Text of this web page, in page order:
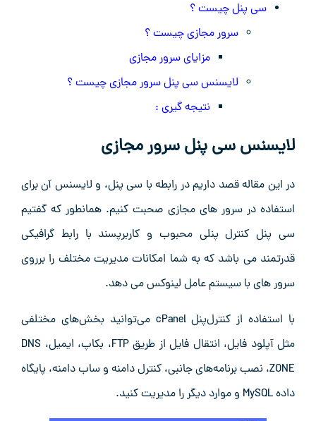
سی پنل چیست ؟
سرور مجازی چیست ؟
مزایای سرور مجازی
لایسنس سی پنل سرور مجازی چیست ؟
نتیجه گیری :
لایسنس سی پنل سرور مجازی
در این مقاله قصد داریم در رابطه با سی پنل، و لایسنس آن برای
استفاده در سرور های مجازی صحبت کنیم. همانطور که گفتیم
سی پنل کنترل پنلی محبوب و کاربرپسند با رابط گرافیکی
قدرتمند می باشد که به شما امکانات مدیریت مختلف را برروی
سرور های با سیستم عامل لینوکس می دهد.
با استفاده از کنترل‌پنل cPanel می‌توانید بخش‌های مختلفی
مثل آپلود فایل، انتقال فایل از طریق FTP، بکاپ، ایمیل، DNS
ZONE، نصب برنامه‌های جانبی، کنترل دامنه و ساب دامنه، پایگاه
داده MySQL و موارد دیگر را مدیریت کنید.